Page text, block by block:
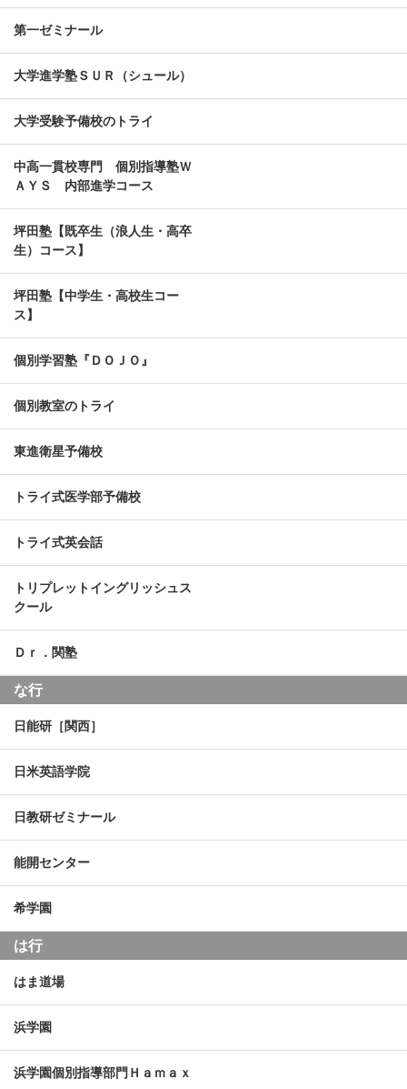
第一ゼミナール
大学進学塾ＳＵＲ（シュール）
大学受験予備校のトライ
中高一貫校専門 個別指導塾Ｗ
ＡＹＳ 内部進学コース
坪田塾【既卒生（浪人生・高卒
生）コース】
坪田塾【中学生・高校生コー
ス】
個別学習塾『ＤＯＪＯ』
個別教室のトライ
東進衛星予備校
トライ式医学部予備校
トライ式英会話
トリプレットイングリッシュス
クール
Ｄｒ．関塾
な行
日能研［関西］
日米英語学院
日教研ゼミナール
能開センター
希学園
は行
はま道場
浜学園
浜学園個別指導部門Ｈａｍａｘ